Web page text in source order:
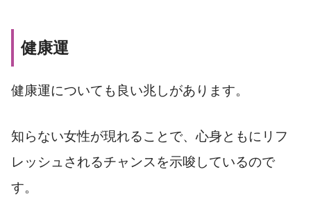
健康運
健康運についても良い兆しがあります。
知らない女性が現れることで、心身ともにリフ
レッシュされるチャンスを示唆しているので
す。